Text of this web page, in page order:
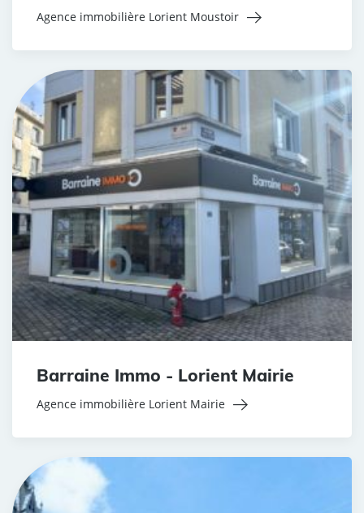
Agence immobilière Lorient Moustoir
Barraine Immo - Lorient Mairie
Agence immobilière Lorient Mairie